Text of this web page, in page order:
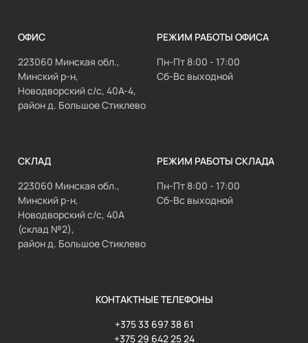
ОФИС
223060 Минская обл.,
Минский р-н,
Новодворский с/с, 40А-4,
район д. Большое Стиклево
РЕЖИМ РАБОТЫ ОФИСА
Пн-Пт 8:00 - 17:00
Сб-Вс выходной
СКЛАД
223060 Минская обл.,
Минский р-н,
Новодворский с/с, 40А
(склад №2),
район д. Большое Стиклево
РЕЖИМ РАБОТЫ СКЛАДА
Пн-Пт 8:00 - 17:00
Сб-Вс выходной
КОНТАКТНЫЕ ТЕЛЕФОНЫ
+375 33 697 38 61
+375 29 642 25 24